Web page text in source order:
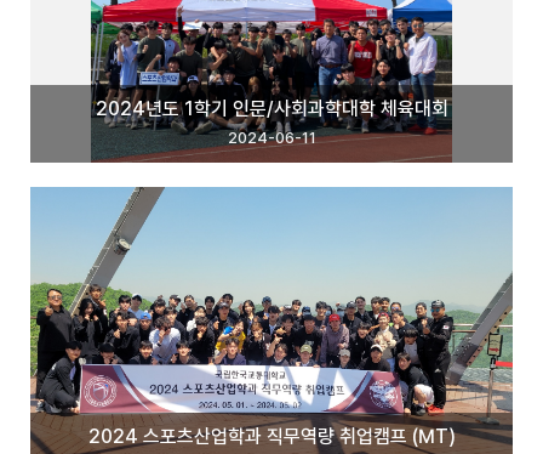
2024년도 1학기 인문/사회과학대학 체육대회
2024-06-11
2024 스포츠산업학과 직무역량 취업캠프 (MT)